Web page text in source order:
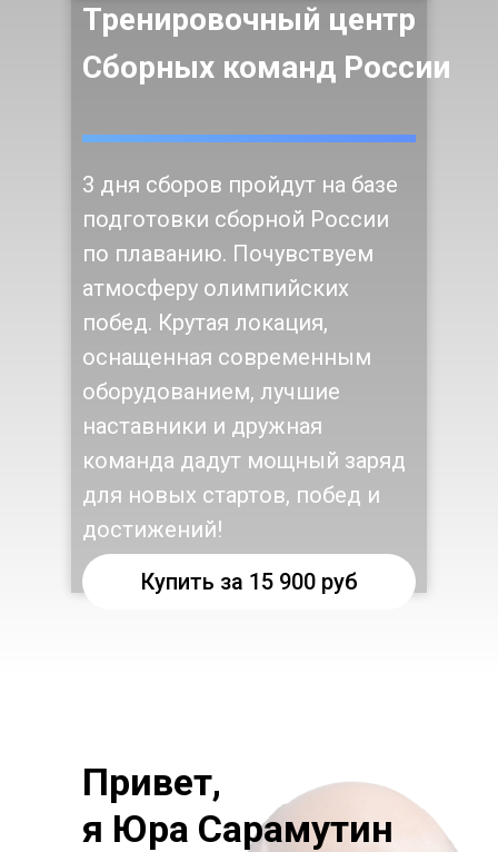
Тренировочный центр
Сборных команд России
3 дня сборов пройдут на базе
подготовки сборной России
по плаванию. Почувствуем
атмосферу олимпийских
побед. Крутая локация,
оснащенная современным
оборудованием, лучшие
наставники и дружная
команда дадут мощный заряд
для новых стартов, побед и
достижений!
Особое внимание мы уделяем
проработке техники
Купить за 15 900 руб
Привет,
я Юра Сарамутин